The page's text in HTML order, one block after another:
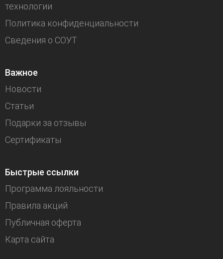
технологии
Политика конфиденциальности
Сведения о СОУТ
Важное
Новости
Статьи
Подарки за отзывы
Сертификаты
Быстрые ссылки
Программа лояльности
Правила акций
Публичная оферта
Карта сайта